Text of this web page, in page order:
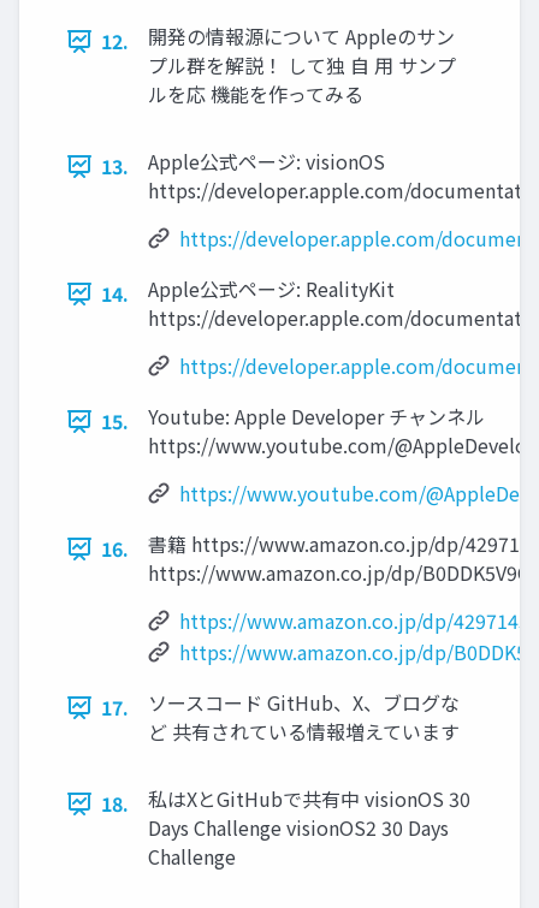
12.
開発の情報源について Appleのサン
プル群を解説！ して独 自 用 サンプ
ルを応 機能を作ってみる
13.
Apple公式ページ: visionOS
https://developer.apple.com/
https://developer.apple.com/
14.
Apple公式ページ: RealityKit
https://developer.apple.com/
https://developer.apple.com/
15.
Youtube: Apple Developer チャンネル
https://www.youtube.com/
https://www.youtube.com/
16.
書籍 https://www.amazon.co.jp/dp/
https://www.amazon.co.jp/dp/
https://www.amazon.co.jp/dp/
https://www.amazon.co.jp/dp/
17.
ソースコード GitHub、X、ブログな
ど 共有されている情報増えています
18.
私はXとGitHubで共有中 visionOS 30
Days Challenge visionOS2 30 Days
Challenge